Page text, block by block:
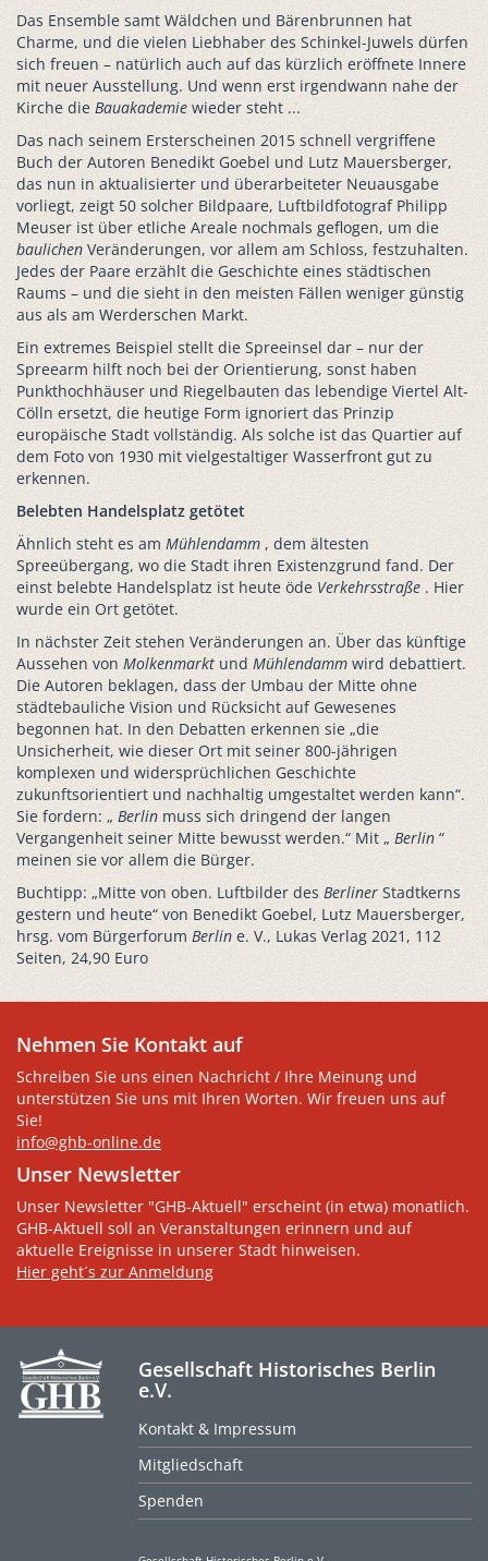
Das Ensemble samt Wäldchen und Bärenbrunnen hat
Charme, und die vielen Liebhaber des Schinkel-Juwels dürfen
sich freuen – natürlich auch auf das kürzlich eröffnete Innere
mit neuer Ausstellung. Und wenn erst irgendwann nahe der
Kirche die Bauakademie wieder steht ...
Das nach seinem Ersterscheinen 2015 schnell vergriffene
Buch der Autoren Benedikt Goebel und Lutz Mauersberger,
das nun in aktualisierter und überarbeiteter Neuausgabe
vorliegt, zeigt 50 solcher Bildpaare, Luftbildfotograf Philipp
Meuser ist über etliche Areale nochmals geflogen, um die
baulichen Veränderungen, vor allem am Schloss, festzuhalten.
Jedes der Paare erzählt die Geschichte eines städtischen
Raums – und die sieht in den meisten Fällen weniger günstig
aus als am Werderschen Markt.
Ein extremes Beispiel stellt die Spreeinsel dar – nur der
Spreearm hilft noch bei der Orientierung, sonst haben
Punkthochhäuser und Riegelbauten das lebendige Viertel Alt-
Cölln ersetzt, die heutige Form ignoriert das Prinzip
europäische Stadt vollständig. Als solche ist das Quartier auf
dem Foto von 1930 mit vielgestaltiger Wasserfront gut zu
erkennen.
Belebten Handelsplatz getötet
Ähnlich steht es am Mühlendamm , dem ältesten
Spreeübergang, wo die Stadt ihren Existenzgrund fand. Der
einst belebte Handelsplatz ist heute öde Verkehrsstraße . Hier
wurde ein Ort getötet.
In nächster Zeit stehen Veränderungen an. Über das künftige
Aussehen von Molkenmarkt und Mühlendamm wird debattiert.
Die Autoren beklagen, dass der Umbau der Mitte ohne
städtebauliche Vision und Rücksicht auf Gewesenes
begonnen hat. In den Debatten erkennen sie „die
Unsicherheit, wie dieser Ort mit seiner 800-jährigen
komplexen und widersprüchlichen Geschichte
zukunftsorientiert und nachhaltig umgestaltet werden kann“.
Sie fordern: „ Berlin muss sich dringend der langen
Vergangenheit seiner Mitte bewusst werden.“ Mit „ Berlin “
meinen sie vor allem die Bürger.
Buchtipp: „Mitte von oben. Luftbilder des Berliner Stadtkerns
gestern und heute“ von Benedikt Goebel, Lutz Mauersberger,
hrsg. vom Bürgerforum Berlin e. V., Lukas Verlag 2021, 112
Seiten, 24,90 Euro
Nehmen Sie Kontakt auf
Schreiben Sie uns einen Nachricht / Ihre Meinung und
unterstützen Sie uns mit Ihren Worten. Wir freuen uns auf
Sie!
info@ghb-online.de
Unser Newsletter
Unser Newsletter "GHB-Aktuell" erscheint (in etwa) monatlich.
GHB-Aktuell soll an Veranstaltungen erinnern und auf
aktuelle Ereignisse in unserer Stadt hinweisen.
Hier geht´s zur Anmeldung
Gesellschaft Historisches Berlin
e.V.
Kontakt & Impressum
Mitgliedschaft
Spenden